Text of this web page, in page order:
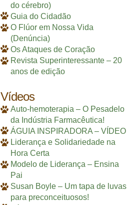
do cérebro)
Guia do Cidadão
O Flúor em Nossa Vida
(Denúncia)
Os Ataques de Coração
Revista Superinteressante – 20
anos de edição
Vídeos
Auto-hemoterapia – O Pesadelo
da Indústria Farmacêutica!
ÁGUIA INSPIRADORA – VÍDEO
Liderança e Solidariedade na
Hora Certa
Modelo de Liderança – Ensina
Pai
Susan Boyle – Um tapa de luvas
para preconceituosos!